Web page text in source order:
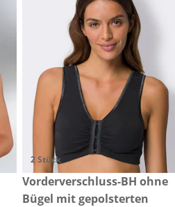
2 Stück
reduzierter Preis CHF 35.-,
-28%
Vorderverschluss-BH ohne
Bügel mit gepolsterten